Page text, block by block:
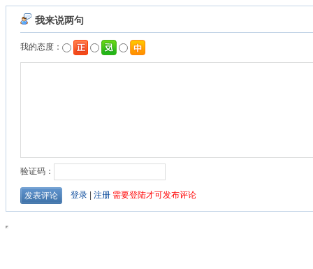
我来说两句
我的态度：
验证码：
登录 注册 需要登陆才可发布评论